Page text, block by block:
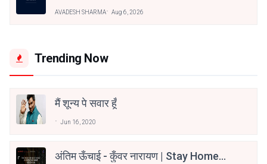
AVADESH SHARMA Aug 6, 2026
Trending Now
मैं शून्य पे सवार हूँ
Jun 16, 2020
अंतिम ऊँचाई - कुँवर नारायण | Stay Home